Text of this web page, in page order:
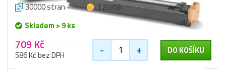
30000 stran
1 zlaťák
Skladem > 9 ks
709 Kč
586 Kč bez DPH - + DO KOŠÍKU